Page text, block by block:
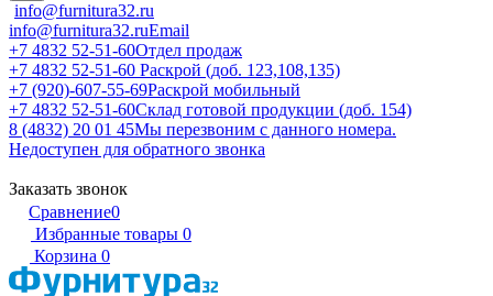
info@furnitura32.ru
info@furnitura32.ruEmail
+7 4832 52-51-60Отдел продаж
+7 4832 52-51-60 Раскрой (доб. 123,108,135)
+7 (920)-607-55-69Раскрой мобильный
+7 4832 52-51-60Склад готовой продукции (доб. 154)
8 (4832) 20 01 45Мы перезвоним с данного номера.
Недоступен для обратного звонка
Заказать звонок
Сравнение0
Избранные товары 0
Корзина 0